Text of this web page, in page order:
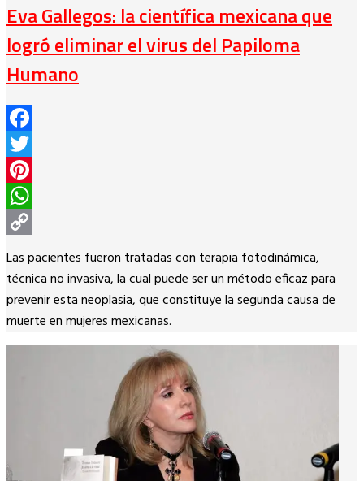
Eva Gallegos: la científica mexicana que
logró eliminar el virus del Papiloma
Humano
Facebook
Twitter
Pinterest
WhatsApp
Copy
Link
Las pacientes fueron tratadas con terapia fotodinámica,
técnica no invasiva, la cual puede ser un método eficaz para
prevenir esta neoplasia, que constituye la segunda causa de
muerte en mujeres mexicanas.